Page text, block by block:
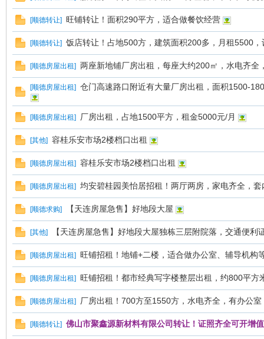
[顺德转让] 旺铺转让！面积290平方，适合做餐饮经营
[顺德转让] 饭店转让！占地500方，建筑面积200多，月租5500，
[顺德房屋出租] 两座新地铺厂房出租，每座大约200㎡，水电齐全
[顺德房屋出租] 仓门高速路口附近有大量厂房出租，面积1500-
[顺德房屋出租] 厂房出租，占地1500平方，租金5000元/月
[其他] 容桂乐安市场2楼档口出租
[顺德房屋出租] 容桂乐安市场2楼档口出租
[顺德房屋出租] 均安碧桂园美怡居招租！两厅两房，家电齐全，套
[顺德求购] 【天连房屋急售】好地段大屋
[其他] 【天连房屋急售】好地段大屋独栋三层附院落，交通便利
[顺德房屋出租] 旺铺招租！地铺+二楼，适合做办公室、辅导机构
[顺德房屋出租] 旺铺招租！都市经典写字楼整层出租，约800平方
[顺德房屋出租] 厂房出租！700方至1550方，水电齐全，有办公
[顺德转让] 佛山市聚鑫源新材料有限公司转让！证照齐全可开增